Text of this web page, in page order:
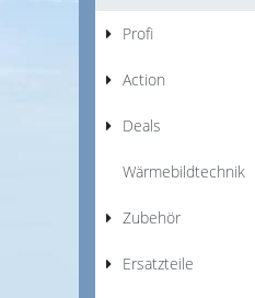
Profi
Action
Deals
Wärmebildtechnik
Zubehör
Ersatzteile